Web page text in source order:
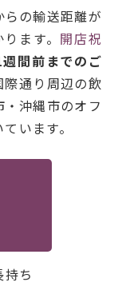
の輸送距離が
ます。 開店祝
週間前までのご
通り周辺の飲
沖縄市のオフ
います。
ち